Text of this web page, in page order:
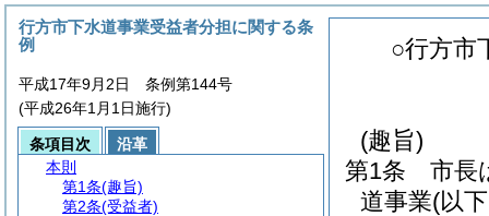
○行方市
(趣旨)
第1条
市長
道事業(以
行方市下水道事業受益者分担に関する条
例
平成17年9月2日 条例第144号
(平成26年1月1日施行)
条項目次
沿革
本則
第1条(趣旨)
第2条(受益者)